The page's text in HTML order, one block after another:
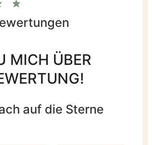
MICH ÜBER
auf die Sterne